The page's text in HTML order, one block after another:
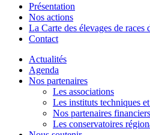
Présentation
Nos actions
La Carte des élevages de races
Contact
Actualités
Agenda
Nos partenaires
Les associations
Les instituts techniques
Nos partenaires financiers
Les conservatoires